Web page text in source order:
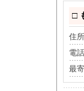
□
住所
電
最